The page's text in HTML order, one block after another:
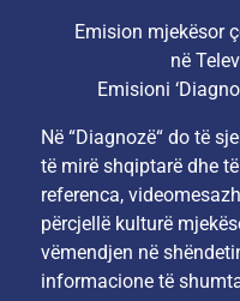
Emision mjekësor
në
Emisioni
Në “Diagnozë“ do të
të mirë shqiptarë dhe
referenca,
përcjellë kulturë
vëmendjen në
informacione të